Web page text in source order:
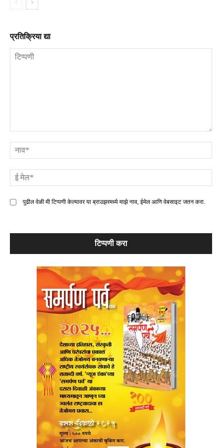
प्रतिक्रिया द्या
पुढील वेळी मी टिप्पणी केल्यावर या ब्राउझरमध्ये माझे नाव, ईमेल आणि वेबसाइट जतन करा.